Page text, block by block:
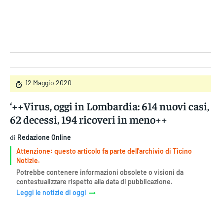
12 Maggio 2020
‘++Virus, oggi in Lombardia: 614 nuovi casi,
62 decessi, 194 ricoveri in meno++
di Redazione Online
Attenzione: questo articolo fa parte dell'archivio di Ticino
Notizie.
Potrebbe contenere informazioni obsolete o visioni da
contestualizzare rispetto alla data di pubblicazione.
Leggi le notizie di oggi